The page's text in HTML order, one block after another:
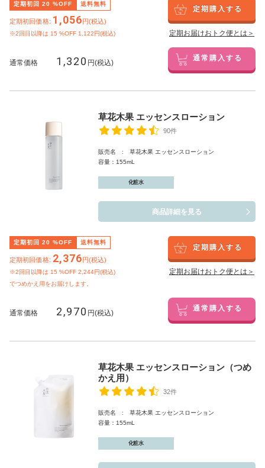
定期初回 20 %OFF 送料無料
定期初回価格: 1,056円(税込)
※2回目以降は 15 %OFF 1,122円(税込)
定期購入する
定期お届けおトク便とは＞
通常価格 1,320 円(税込) 通常購入する
草花木果 エッセンスローション
90件
販売名 : 草花木果 エッセンスローション
容量：155mL
化粧水
商品詳細を見る
定期初回 20 %OFF 送料無料
定期初回価格: 2,376円(税込)
※2回目以降は 15 %OFF 2,244円(税込)
でつめかえ用をお届けします。
定期購入する
定期お届けおトク便とは＞
通常価格 2,970 円(税込) 通常購入する
草花木果 エッセンスローション（つめ
かえ用）
32件
販売名 : 草花木果 エッセンスローション
容量：155mL
化粧水